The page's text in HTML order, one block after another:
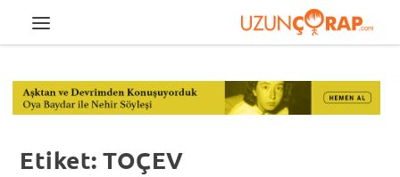
Etiket:TOÇEV